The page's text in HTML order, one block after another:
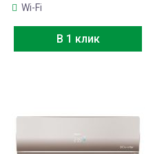
Wi-Fi
В 1 клик